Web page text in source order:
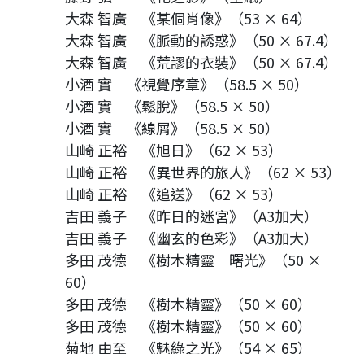
大森 智廣 《某個肖像》（53 × 64）
大森 智廣 《脈動的誘惑》（50 × 67.4）
大森 智廣 《荒謬的衣裝》（50 × 67.4）
小酒 實 《視覺序章》（58.5 × 50）
小酒 實 《鬆脫》（58.5 × 50）
小酒 實 《線屑》（58.5 × 50）
山崎 正裕 《旭日》（62 × 53）
山崎 正裕 《異世界的旅人》（62 × 53）
山崎 正裕 《追送》（62 × 53）
吉田 義子 《昨日的迷宮》（A3加大）
吉田 義子 《幽玄的色彩》（A3加大）
多田 茂德 《樹木精靈 曙光》（50 ×
60）
多田 茂德 《樹木精靈》（50 × 60）
多田 茂德 《樹木精靈》（50 × 60）
菊地 由至 《魅綠之光》（54 × 65）